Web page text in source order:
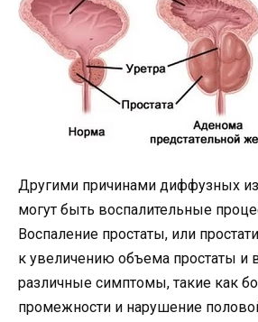
Другими причинами диффузных
могут быть воспалительные
Воспаление простаты, или
к увеличению объема простаты и
различные симптомы, такие как
промежности и нарушение